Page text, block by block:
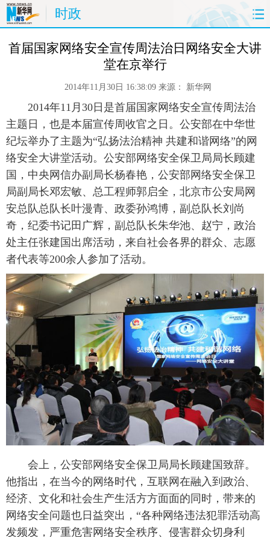
时政
首页 时政 国际 财经
时尚 思客 地方 法治
港澳 台湾 华人 汽车
科技 能源 房产 公司
图片 视频 彩票 食品
旅游 健康 信息化 数据
金融 公益
富媒体 摄影 新华广播
新华电视中文 新华电视英文 返回PC
首届国家网络安全宣传周法治日网络安全大讲
堂在京举行
2014年11月30日 16:38:09 来源： 新华网
2014年11月30日是首届国家网络安全宣传周法治
主题日，也是本届宣传周收官之日。公安部在中华世
纪坛举办了主题为“弘扬法治精神 共建和谐网络”的网
络安全大讲堂活动。公安部网络安全保卫局局长顾建
国，中央网信办副局长杨春艳，公安部网络安全保卫
局副局长邓宏敏、总工程师郭启全，北京市公安局网
安总队总队长叶漫青、政委孙鸿博，副总队长刘尚
奇，纪委书记田广辉，副总队长朱华池、赵宁，政治
处主任张建国出席活动，来自社会各界的群众、志愿
者代表等200余人参加了活动。
会上，公安部网络安全保卫局局长顾建国致辞。
他指出，在当今的网络时代，互联网在融入到政治、
经济、文化和社会生产生活方方面面的同时，带来的
网络安全问题也日益突出，“各种网络违法犯罪活动高
发频发，严重危害网络安全秩序、侵害群众切身利